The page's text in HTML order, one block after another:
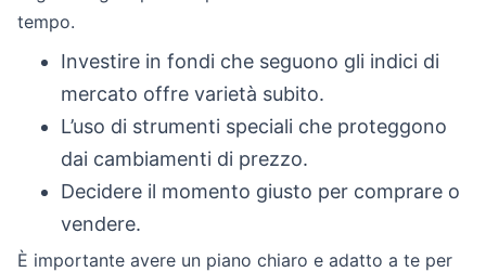
tempo.
Investire in fondi che seguono gli indici di
mercato offre varietà subito.
L’uso di strumenti speciali che proteggono
dai cambiamenti di prezzo.
Decidere il momento giusto per comprare o
vendere.
È importante avere un piano chiaro e adatto a te per